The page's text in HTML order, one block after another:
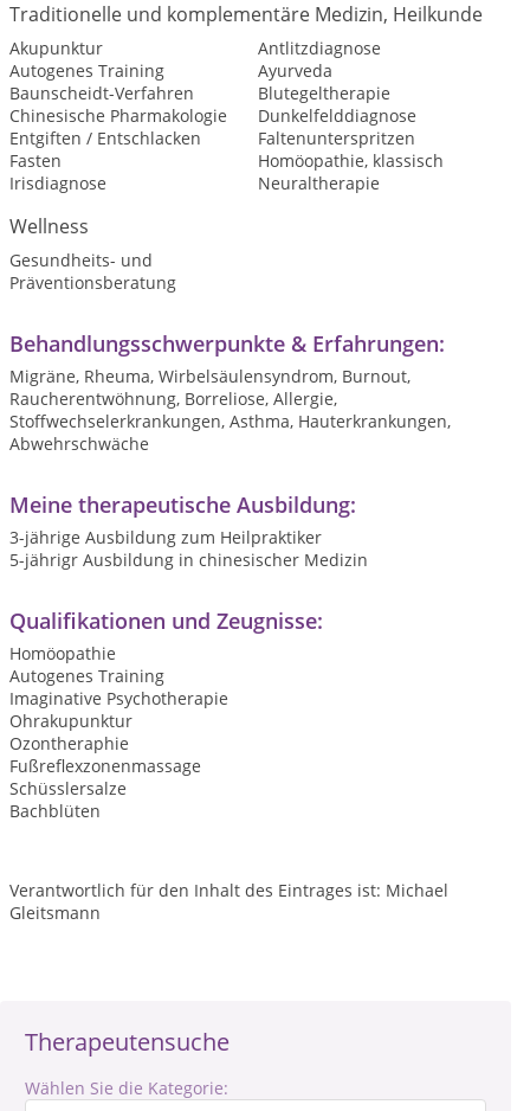
Therapeutensuche
Wählen Sie die Kategorie:
Traditionelle und komplementäre Medizin, Heilkunde
Akupunktur
Antlitzdiagnose
Autogenes Training
Ayurveda
Baunscheidt-Verfahren
Blutegeltherapie
Chinesische Pharmakologie
Dunkelfelddiagnose
Entgiften / Entschlacken
Faltenunterspritzen
Fasten
Homöopathie, klassisch
Irisdiagnose
Neuraltherapie
Wellness
Gesundheits- und
Präventionsberatung
Behandlungsschwerpunkte & Erfahrungen:
Migräne, Rheuma, Wirbelsäulensyndrom, Burnout,
Raucherentwöhnung, Borreliose, Allergie,
Stoffwechselerkrankungen, Asthma, Hauterkrankungen,
Abwehrschwäche
Meine therapeutische Ausbildung:
3-jährige Ausbildung zum Heilpraktiker
5-jährigr Ausbildung in chinesischer Medizin
Qualifikationen und Zeugnisse:
Homöopathie
Autogenes Training
Imaginative Psychotherapie
Ohrakupunktur
Ozontheraphie
Fußreflexzonenmassage
Schüsslersalze
Bachblüten
Verantwortlich für den Inhalt des Eintrages ist: Michael
Gleitsmann